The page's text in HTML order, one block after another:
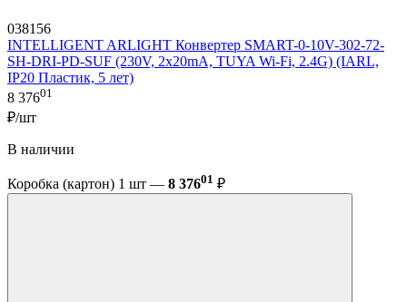
038156
INTELLIGENT ARLIGHT Конвертер SMART-0-10V-302-72-
SH-DRI-PD-SUF (230V, 2x20mA, TUYA Wi-Fi, 2.4G) (IARL,
IP20 Пластик, 5 лет)
8 37601
₽/шт
В наличии
Коробка (картон) 1 шт — 8 37601 ₽